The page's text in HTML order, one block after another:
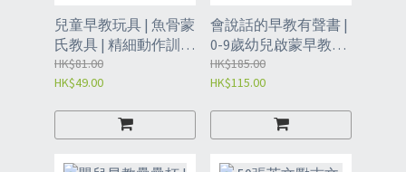
兒童早教玩具 | 魚骨蒙
氏教具 | 精細動作訓練
| 幼兒童顏色配對玩具
| 蒙特梭利早教玩具
HK$81.00
HK$49.00
會說話的早教有聲書 |
0-9歲幼兒啟蒙早教書
| 兒童玩具學霸點讀學
習機 - 【充電款】易思
（藍色款）（XCJ）
HK$185.00
HK$115.00